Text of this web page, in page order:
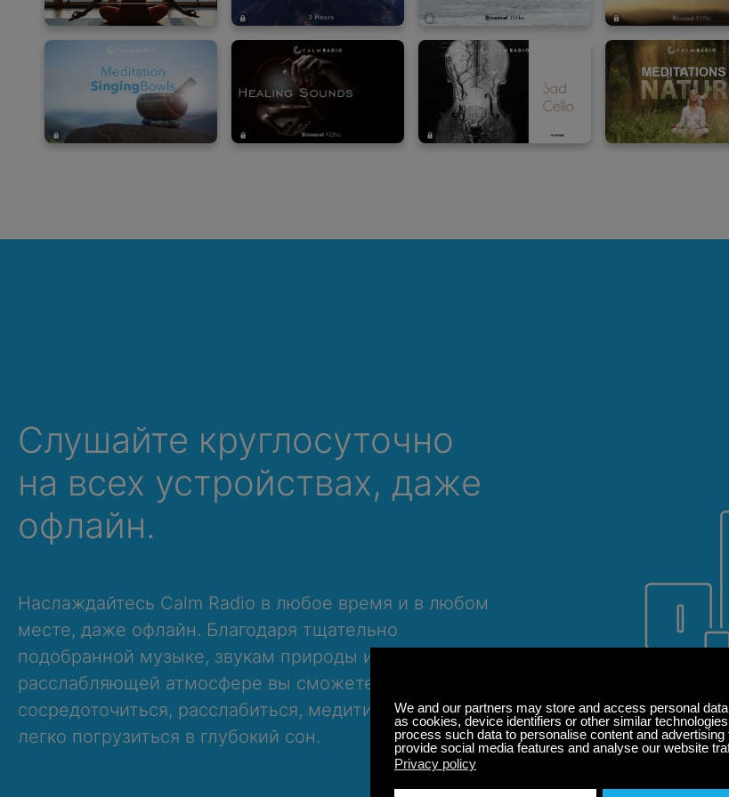
Слушайте круглосуточно
на всех устройствах, даже
офлайн.
Наслаждайтесь Calm Radio в любое время и в любом
месте, даже офлайн. Благодаря тщательно
подобранной музыке, звукам природы и
расслабляющей атмосфере вы сможете
сосредоточиться, расслабиться, медитировать или
легко погрузиться в глубокий сон.
Windows